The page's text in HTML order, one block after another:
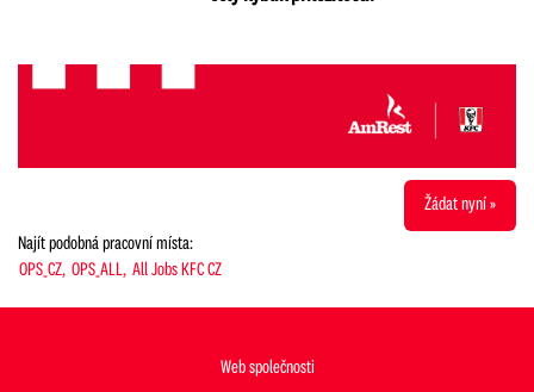
Žádat nyní »
Najít podobná pracovní místa:
OPS_CZ, OPS_ALL, All Jobs KFC CZ
Web společnosti